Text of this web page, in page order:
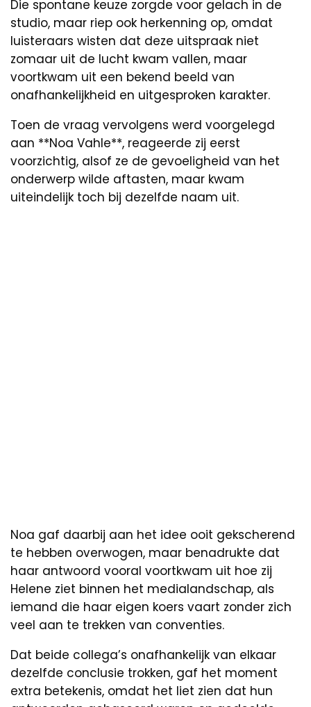
Die spontane keuze zorgde voor gelach in de
studio, maar riep ook herkenning op, omdat
luisteraars wisten dat deze uitspraak niet
zomaar uit de lucht kwam vallen, maar
voortkwam uit een bekend beeld van
onafhankelijkheid en uitgesproken karakter.
Toen de vraag vervolgens werd voorgelegd
aan **Noa Vahle**, reageerde zij eerst
voorzichtig, alsof ze de gevoeligheid van het
onderwerp wilde aftasten, maar kwam
uiteindelijk toch bij dezelfde naam uit.
Noa gaf daarbij aan het idee ooit gekscherend
te hebben overwogen, maar benadrukte dat
haar antwoord vooral voortkwam uit hoe zij
Helene ziet binnen het medialandschap, als
iemand die haar eigen koers vaart zonder zich
veel aan te trekken van conventies.
Dat beide collega’s onafhankelijk van elkaar
dezelfde conclusie trokken, gaf het moment
extra betekenis, omdat het liet zien dat hun